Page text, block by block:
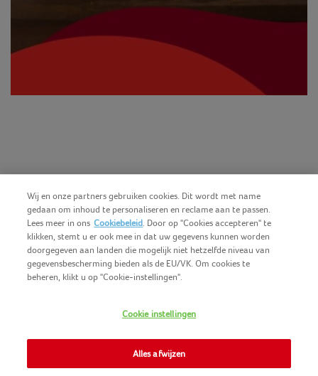
COPYRIGHT IGLO 2025
CONTACTEER ONS
COOKIE-POLICY
NOMAD FOODS
Wij en onze partners gebruiken cookies. Dit wordt met name
gedaan om inhoud te personaliseren en reclame aan te passen.
Lees meer in ons Cookiebeleid. Door op "Cookies accepteren" te
klikken, stemt u er ook mee in dat uw gegevens kunnen worden
doorgegeven aan landen die mogelijk niet hetzelfde niveau van
gegevensbescherming bieden als de EU/VK. Om cookies te
beheren, klikt u op "Cookie-instellingen".
Cookie instellingen
Alles afwijzen